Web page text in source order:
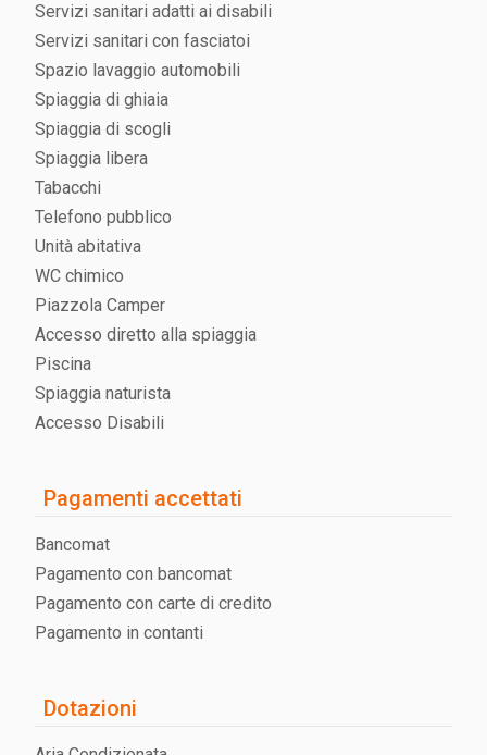
Servizi sanitari adatti ai disabili
Servizi sanitari con fasciatoi
Spazio lavaggio automobili
Spiaggia di ghiaia
Spiaggia di scogli
Spiaggia libera
Tabacchi
Telefono pubblico
Unità abitativa
WC chimico
Piazzola Camper
Accesso diretto alla spiaggia
Piscina
Spiaggia naturista
Accesso Disabili
Pagamenti accettati
Bancomat
Pagamento con bancomat
Pagamento con carte di credito
Pagamento in contanti
Dotazioni